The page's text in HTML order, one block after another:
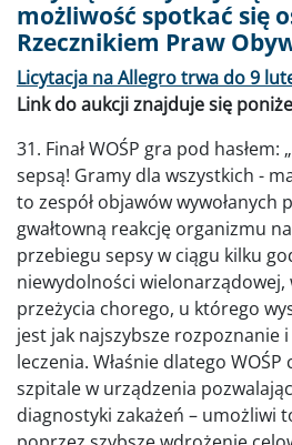
możliwość spotkać się
Rzecznikiem Praw
Licytacja na Allegro trwa do 9
Link do aukcji znajduje się
31. Finał WOŚP gra pod hasłem:
sepsą! Gramy dla wszystkich -
to zespół objawów
gwałtowną reakcję organizmu
przebiegu sepsy w ciągu kilku
niewydolności
przeżycia chorego, u którego
jest jak najszybsze rozpoznanie i
leczenia. Właśnie dlatego WOŚP
szpitale w urządzenia
diagnostyki zakażeń – umożliwi